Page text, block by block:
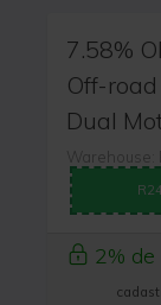
7.58%
Off-
Dual
Warehouse:
2%